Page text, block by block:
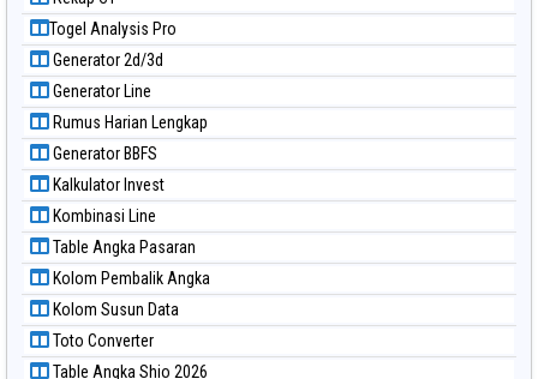
Paito Warna Pcso
Paito Warna Pennsylvania Day
Paito Warna Sao Paulo
Paito Warna Singapore
Paito Warna Sydney
Paito Warna Sydney Lottery
Paito Warna Sydney Lottery 6d
Paito Warna Sydney Lotto
Paito Warna Sydney Pools 6d
Paito Warna Taipei
Paito Warna Taiwan
Togel Analysis Pro
Generator 2d/3d
Generator Line
Rumus Harian Lengkap
Generator BBFS
Kalkulator Invest
Kombinasi Line
Table Angka Pasaran
Kolom Pembalik Angka
Kolom Susun Data
Toto Converter
Table Angka Shio 2026